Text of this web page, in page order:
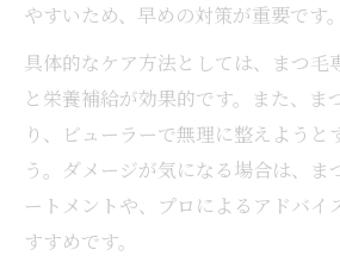
やすいため、早めの対策が重要です。
具体的なケア方法としては、まつ毛
と栄養補給が効果的です。また、ま
り、ビューラーで無理に整えようと
う。ダメージが気になる場合は、ま
ートメントや、プロによるアドバイ
すすめです。